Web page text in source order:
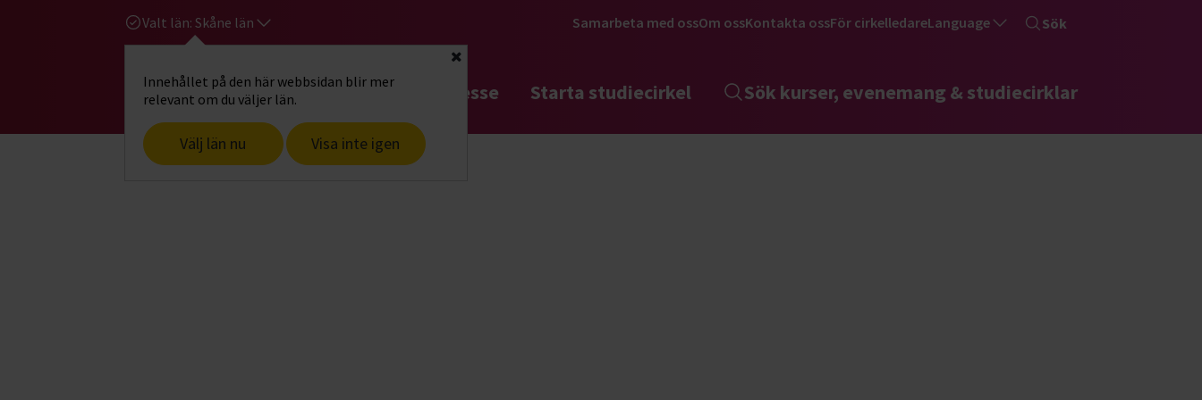
Valt län: Skåne län
Innehållet på den här webbsidan blir mer
relevant om du väljer län.
Välj län nu Visa inte igen
Stäng
Samarbeta med ossOm ossKontakta ossFör cirkelledareLanguage Sök
Gå till studiefrämjandets startsidaHitta intresse Starta studiecirkel Sök kurser, evenemang & studiecirklar